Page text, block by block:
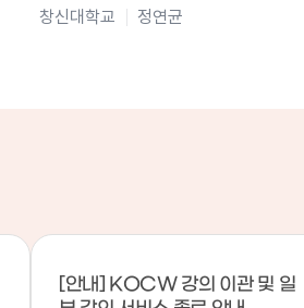
창신대학교 정연균
[안내] KOCW 강의 이관 및 일